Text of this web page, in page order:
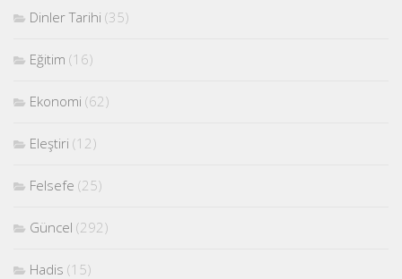
Dinler Tarihi (35)
Eğitim (16)
Ekonomi (62)
Eleştiri (12)
Felsefe (25)
Güncel (292)
Hadis (15)